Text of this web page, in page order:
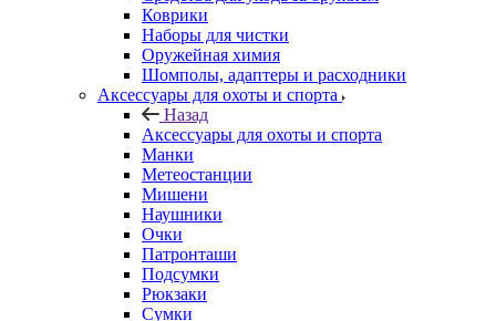
Коврики
Наборы для чистки
Оружейная химия
Шомполы, адаптеры и расходники
Аксессуары для охоты и спорта
Назад
Аксессуары для охоты и спорта
Манки
Метеостанции
Мишени
Наушники
Очки
Патронташи
Подсумки
Рюкзаки
Сумки